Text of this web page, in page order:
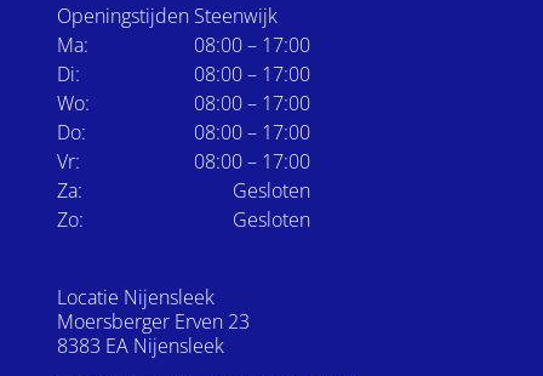
Openingstijden Steenwijk
Ma:
08:00 – 17:00
Di:
08:00 – 17:00
Wo:
08:00 – 17:00
Do:
08:00 – 17:00
Vr:
08:00 – 17:00
Za:
Gesloten
Zo:
Gesloten
Locatie Nijensleek
Moersberger Erven 23
8383 EA Nijensleek